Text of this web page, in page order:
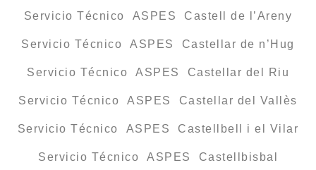
Servicio Técnico ASPES Castell de l’Areny
Servicio Técnico ASPES Castellar de n’Hug
Servicio Técnico ASPES Castellar del Riu
Servicio Técnico ASPES Castellar del Vallès
Servicio Técnico ASPES Castellbell i el Vilar
Servicio Técnico ASPES Castellbisbal